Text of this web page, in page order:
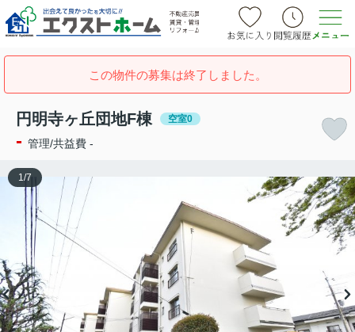
この物件の募集は終了しました。
円明寺ヶ丘団地F棟 空室0
- 管理/共益費 -
1 /7